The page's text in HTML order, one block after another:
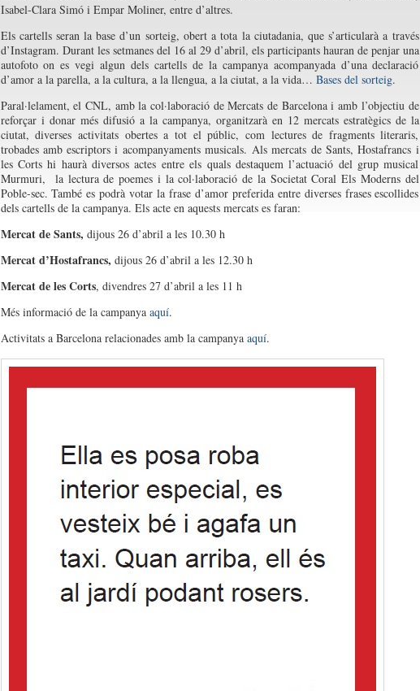
Isabel-Clara Simó i Empar Moliner, entre d’altres.
Els cartells seran la base d’un sorteig, obert a tota la ciutadania, que s’articularà a través
d’Instagram. Durant les setmanes del 16 al 29 d’abril, els participants hauran de penjar una
autofoto on es vegi algun dels cartells de la campanya acompanyada d’una declaració
d’amor a la parella, a la cultura, a la llengua, a la ciutat, a la vida… Bases del sorteig.
Paral·lelament, el CNL, amb la col·laboració de Mercats de Barcelona i amb l’objectiu de
reforçar i donar més difusió a la campanya, organitzarà en 12 mercats estratègics de la
ciutat, diverses activitats obertes a tot el públic, com lectures de fragments literaris,
trobades amb escriptors i acompanyaments musicals. Als mercats de Sants, Hostafrancs i
les Corts hi haurà diversos actes entre els quals destaquem l’actuació del grup musical
Murmuri, la lectura de poemes i la col·laboració de la Societat Coral Els Moderns del
Poble-sec. També es podrà votar la frase d’amor preferida entre diverses frases escollides
dels cartells de la campanya. Els acte en aquests mercats es faran:
Mercat de Sants, dijous 26 d’abril a les 10.30 h
Mercat d’Hostafrancs, dijous 26 d’abril a les 12.30 h
Mercat de les Corts, divendres 27 d’abril a les 11 h
Més informació de la campanya aquí.
Activitats a Barcelona relacionades amb la campanya aquí.